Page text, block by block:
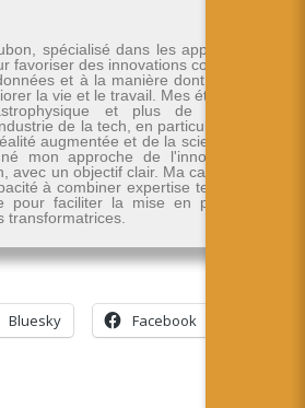
spécialisé dans les applications
favoriser des innovations concrètes.
et à la manière dont on peut
la vie et le travail. Mes études en
et plus de 30 ans
de la tech, en particulier dans
augmentée et de la science des
mon approche de l'innovation -
avec un objectif clair. Ma carrière se
à combiner expertise technique
pour faciliter la mise en place de
transformatrices.
Bluesky Facebook